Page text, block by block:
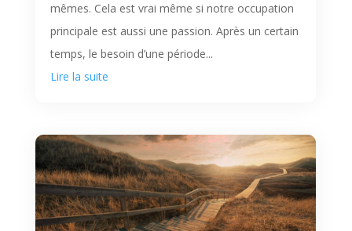
mêmes. Cela est vrai même si notre occupation
principale est aussi une passion. Après un certain
temps, le besoin d’une période...
Lire la suite